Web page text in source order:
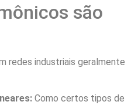
são
redes industriais geralmente
Como certos tipos de